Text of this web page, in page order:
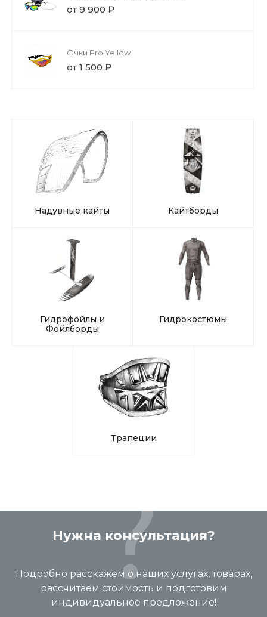
от 9 900 ₽
Очки Pro Yellow
от 1 500 ₽
Надувные кайты Кайтборды
Гидрофойлы и
Фойлборды
Гидрокостюмы
Трапеции
Нужна консультация?
Подробно расскажем о наших услугах, товарах,
рассчитаем стоимость и подготовим
индивидуальное предложение!